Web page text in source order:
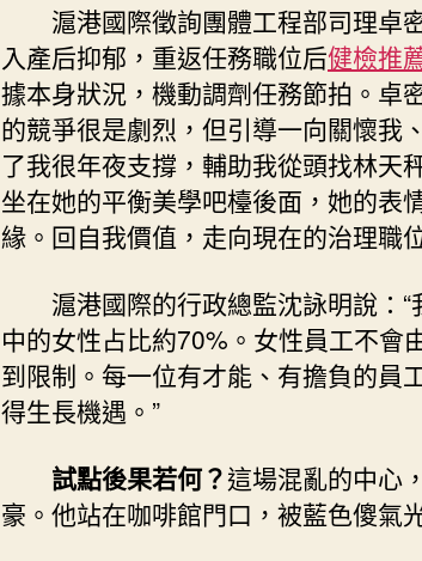
滬港國際徵詢團體工程部司理卓
入產后抑郁，重返任務職位后健檢推
據本身狀況，機動調劑任務節拍。卓
的競爭很是劇烈，但引導一向關懷我
了我很年夜支撐，輔助我從頭找林天
坐在她的平衡美學吧檯後面，她的表
緣。回自我價值，走向現在的治理職
滬港國際的行政總監沈詠明說：
中的女性占比約70%。女性員工不會
到限制。每一位有才能、有擔負的員
得生長機遇。”
試點後果若何？這場混亂的中心
豪。他站在咖啡館門口，被藍色傻氣